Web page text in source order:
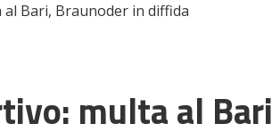
Bari, Braunoder in diffida
multa al